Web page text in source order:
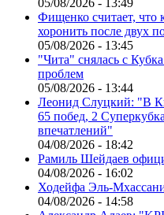
Фищенко считает,
хоронить после двух
05/08/2026 - 13:45
"Чита" снялась с
проблем
05/08/2026 - 13:44
Леонид Слуцкий: "В
65 побед, 2
впечатлений"
04/08/2026 - 18:42
Рамиль Шейдаев
04/08/2026 - 16:02
Ходейфа Эль-
04/08/2026 - 14:58